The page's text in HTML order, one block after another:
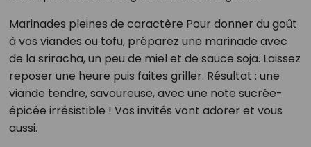
Marinades pleines de caractère Pour donner du goût
à vos viandes ou tofu, préparez une marinade avec
de la sriracha, un peu de miel et de sauce soja. Laissez
reposer une heure puis faites griller. Résultat : une
viande tendre, savoureuse, avec une note sucrée-
épicée irrésistible ! Vos invités vont adorer et vous
aussi.